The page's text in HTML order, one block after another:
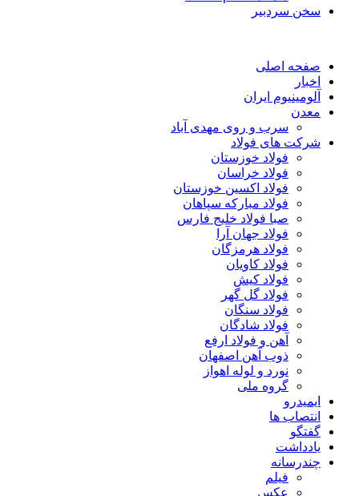
سخن سردبیر
صفحه اصلی
اخبار
آلومینیوم ایران
معدن
سرب و روی مهدی آباد
شرکت های فولاد
فولاد خوزستان
فولاد خراسان
فولاد اکسین خوزستان
فولاد مبارکه سپاهان
صبا فولاد خلیج فارس
فولاد جهان آرا
فولاد هرمزگان
فولاد کاویان
فولاد کیش
فولاد گل گهر
فولاد سنگان
فولاد شادگان
آهن و فولاد ارفع
ذوب آهن اصفهان
نورد و لوله اهواز
گروه ملی
ایمیدرو
انتصاب ها
گفتگو
یادداشت
چندرسانه
فیلم
عکس